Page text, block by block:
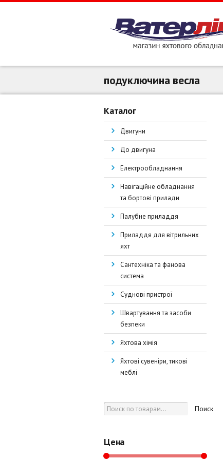
подуключина весла
Каталог
Двигуни
До двигуна
Електрообладнання
Навігаційне обладнання
та бортові прилади
Палубне приладдя
Приладдя для вітрильних
яхт
Сантехніка та фанова
система
Суднові пристрої
Швартування та засоби
безпеки
Яхтова хімія
Яхтові сувеніри, тикові
меблі
Поиск
Цена